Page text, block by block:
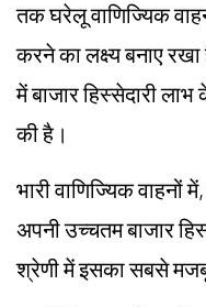
तक घरेलू वाणिज्यिक
करने का लक्ष्य बनाए
में बाजार हिस्सेदारी
की है।
भारी वाणिज्यिक वाहनों
अपनी उच्चतम बाजार
श्रेणी में इसका सबसे